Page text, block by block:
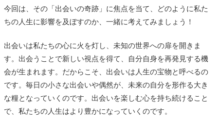
今回は、その「出会いの奇跡」に焦点を当て、どのように私た
ちの人生に影響を及ぼすのか、一緒に考えてみましょう！
出会いは私たちの心に火を灯し、未知の世界への扉を開きま
す。出会うことで新しい視点を得て、自分自身を再発見する機
会が生まれます。だからこそ、出会いは人生の宝物と呼べるの
です。毎日の小さな出会いや偶然が、未来の自分を形作る大き
な糧となっていくのです。出会いを楽しむ心を持ち続けること
で、私たちの人生はより豊かになっていくのです。